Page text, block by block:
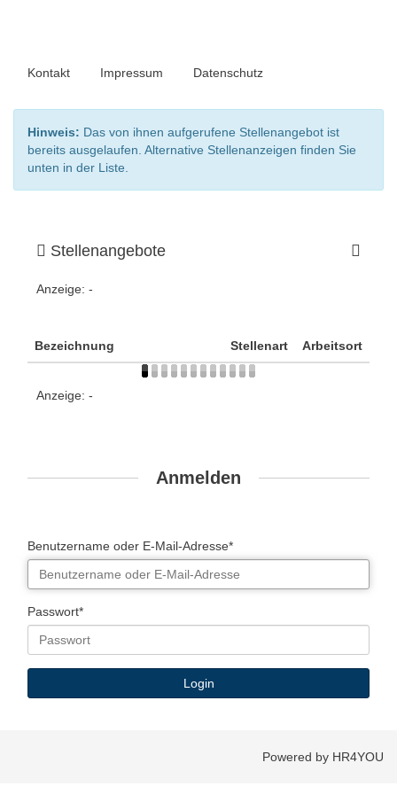
Kontakt Impressum Datenschutz
Hinweis: Das von ihnen aufgerufene Stellenangebot ist
bereits ausgelaufen. Alternative Stellenanzeigen finden Sie
unten in der Liste.
Stellenangebote
Anzeige: -
Bezeichnung Stellenart Arbeitsort
Anzeige: -
Anmelden
Benutzername oder E-Mail-Adresse*
Passwort*
Powered by HR4YOU